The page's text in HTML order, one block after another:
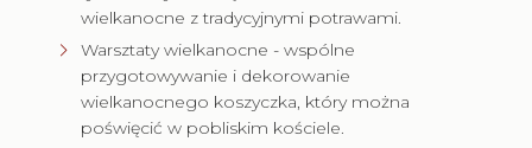
wielkanocne z tradycyjnymi potrawami.
Warsztaty wielkanocne - wspólne
przygotowywanie i dekorowanie
wielkanocnego koszyczka, który można
poświęcić w pobliskim kościele.